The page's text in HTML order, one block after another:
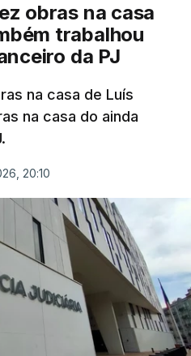
obras na casa
trabalhou
da PJ
na casa de Luís
na casa do ainda
20:10